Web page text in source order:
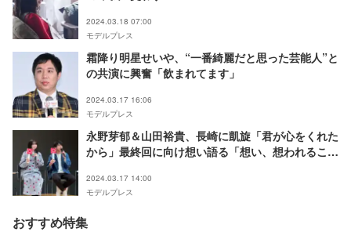
2024.03.18 07:00
モデルプレス
霜降り明星せいや、“一番綺麗だと思った芸能人”と
の共演に興奮「飲まれてます」
2024.03.17 16:06
モデルプレス
永野芽郁＆山田裕貴、長崎に凱旋「君が心をくれた
から」最終回に向け想い語る「想い、想われること
2024.03.17 14:00
モデルプレス
おすすめ特集